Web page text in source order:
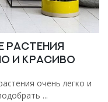
растения
и красиво
очень легко и
...